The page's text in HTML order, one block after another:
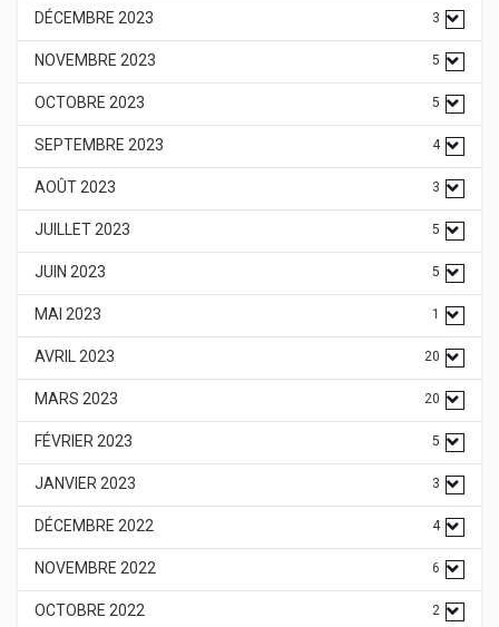
DÉCEMBRE 2023 3
NOVEMBRE 2023 5
OCTOBRE 2023 5
SEPTEMBRE 2023 4
AOÛT 2023 3
JUILLET 2023 5
JUIN 2023 5
MAI 2023 1
AVRIL 2023 20
MARS 2023 20
FÉVRIER 2023 5
JANVIER 2023 3
DÉCEMBRE 2022 4
NOVEMBRE 2022 6
OCTOBRE 2022 2